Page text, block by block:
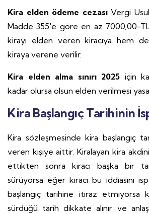
Kira elden ödeme cezasıVergi
Madde 355'e göre en az 7000,00-
kirayı elden veren kiracıya hem
kiraya verene verilir.
Kira elden alma sınırı 2025 için
kadar olursa olsun elden verilmesi
Kira Başlangıç Tarihinin
Kira sözleşmesinde kira başlangıç
veren kişiye aittir. Kiralayan kira
ettikten sonra kiracı başka bir
sürüyorsa eğer kiracı bu iddiasını
başlangıç tarihine itiraz etmiyorsa
sürdüğü tarih dikkate alınır ve